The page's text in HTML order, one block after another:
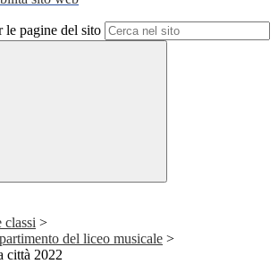
le pagine del sito
classi >
del liceo musicale >
città 2022